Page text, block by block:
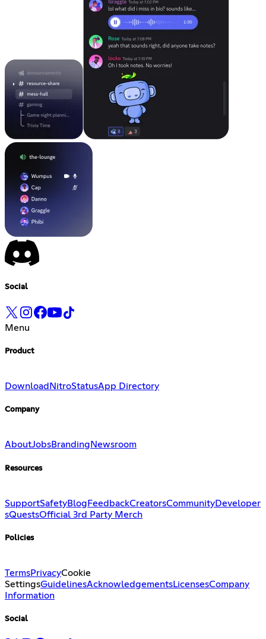
Social
Menu
Product
Download NitroStatusApp Directory
Company
AboutJobsBranding Newsroom
Resources
SupportSafetyBlog FeedbackCreatorsCommunityDeveloper
sQuestsOfficial 3rd Party Merch
Policies
TermsPrivacyCookie
SettingsGuidelinesAcknowledgementsLicensesCompany
Information
Social